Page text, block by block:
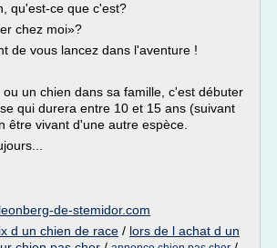
qu'est-ce que c'est?
chez moi»?
de vous lancez dans l'aventure !
un chien dans sa famille, c'est débuter
qui durera entre 10 et 15 ans (suivant
être vivant d'une autre espèce.
de-stemidor.com
d un chien de race / lors de l achat d un